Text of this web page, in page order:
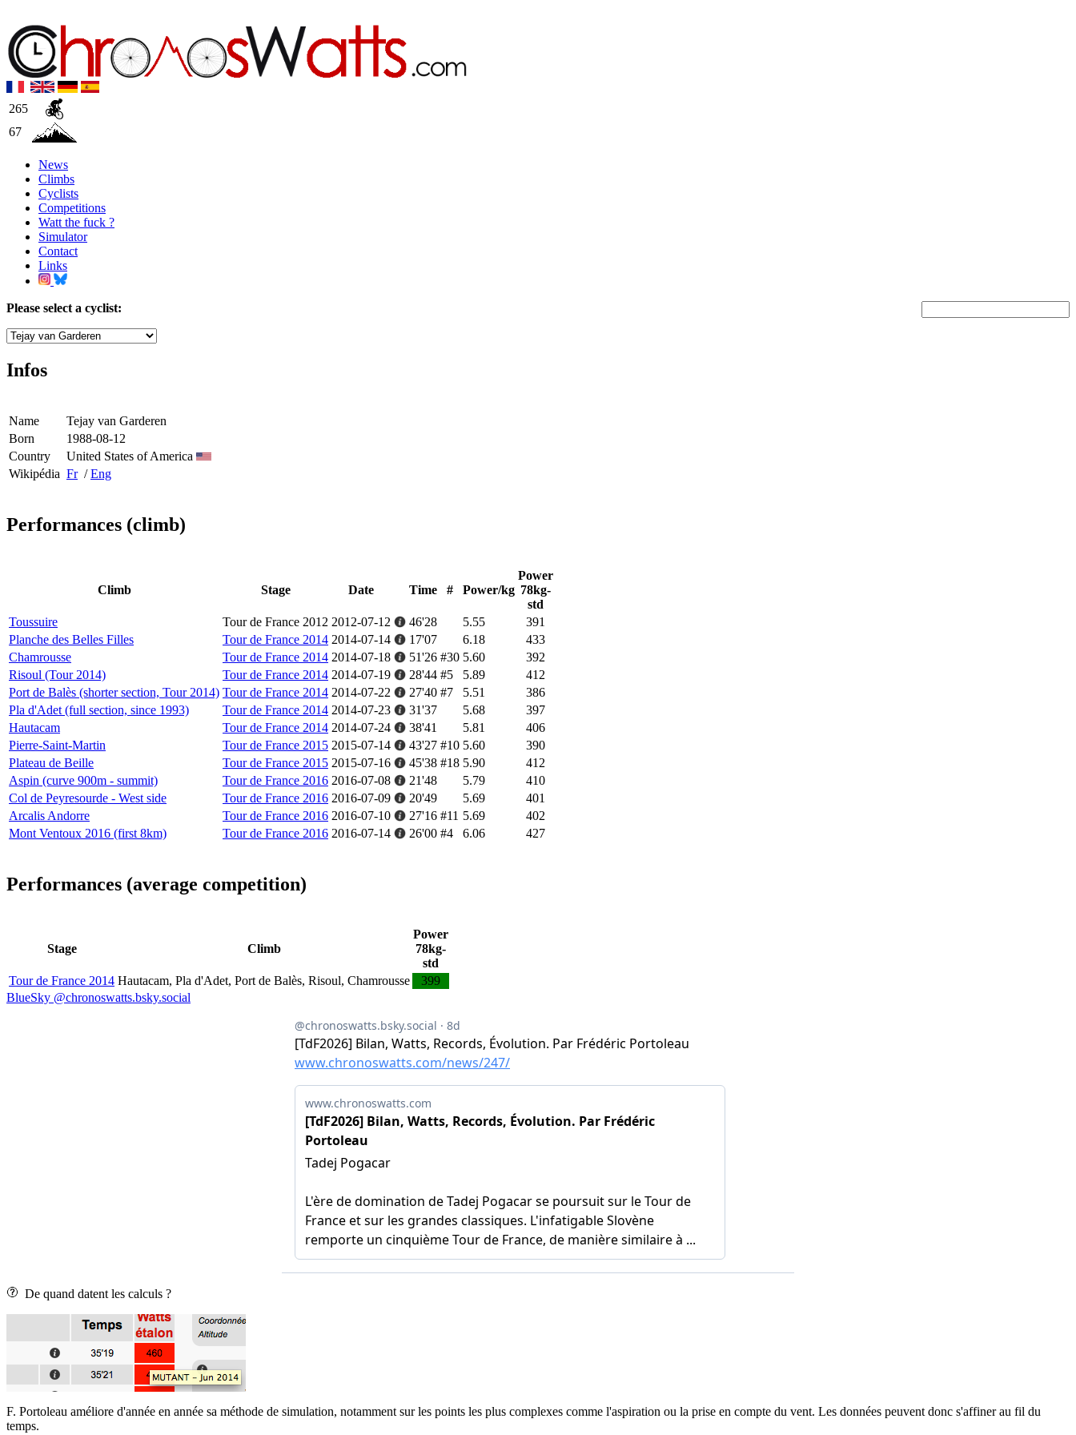
265
67
News
Climbs
Cyclists
Competitions
Watt the fuck ?
Simulator
Contact
Links
Please select a cyclist:
Infos
Name
Tejay van Garderen
Born
1988-08-12
Country
United States of America
Wikipédia Fr/Eng
Performances (climb)
Climb Stage Date Time # Power/kg
Power
78kg-
std
Toussuire
Tour de France 2012 2012-07-12 46'28 5.55
391
Planche des Belles Filles
Tour de France 2014 2014-07-14 17'07 6.18
433
Chamrousse
Tour de France 2014 2014-07-18 51'26 #30 5.60
392
Risoul (Tour 2014)
Tour de France 2014 2014-07-19 28'44 #5 5.89
412
Port de Balès (shorter section, Tour 2014) Tour de France 2014 2014-07-22 27'40 #7 5.51
386
Pla d'Adet (full section, since 1993)
Tour de France 2014 2014-07-23 31'37 5.68
397
Hautacam
Tour de France 2014 2014-07-24 38'41 5.81
406
Pierre-Saint-Martin
Tour de France 2015 2015-07-14 43'27 #10 5.60
390
Plateau de Beille
Tour de France 2015 2015-07-16 45'38 #18 5.90
412
Aspin (curve 900m - summit)
Tour de France 2016 2016-07-08 21'48 5.79
410
Col de Peyresourde - West side
Tour de France 2016 2016-07-09 20'49 5.69
401
Arcalis Andorre
Tour de France 2016 2016-07-10 27'16 #11 5.69
402
Mont Ventoux 2016 (first 8km)
Tour de France 2016 2016-07-14 26'00 #4 6.06 427
Performances (average competition)
Stage Climb
Power
78kg-
std
Tour de France 2014 Hautacam, Pla d'Adet, Port de Balès, Risoul, Chamrousse
399
BlueSky @chronoswatts.bsky.social
De quand datent les calculs ?
F. Portoleau améliore d'année en année sa méthode de simulation, notamment sur les points les plus complexes comme l'aspiration ou la prise en compte du vent. Les données peuvent donc s'affiner au fil du
temps.